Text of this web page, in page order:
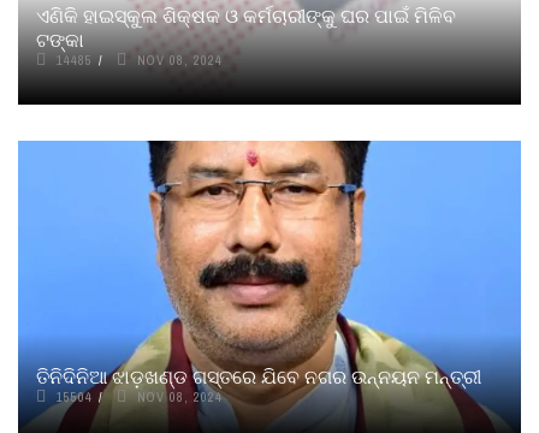
ଏଣିକି ହାଇସ୍କୁଲ ଶିକ୍ଷକ ଓ କର୍ମଚାରୀଙ୍କୁ ଘର ପାଇଁ ମିଳିବ
ଟଙ୍କା
14485 NOV 08, 2024
ତିନିଦିନିଆ ଝାଡ଼ଖଣ୍ଡ ଗସ୍ତରେ ଯିବେ ନଗର ଉନ୍ନୟନ ମନ୍ତ୍ରୀ
15504 NOV 08, 2024